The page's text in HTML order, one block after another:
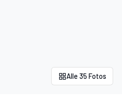
Alle 35 Fotos